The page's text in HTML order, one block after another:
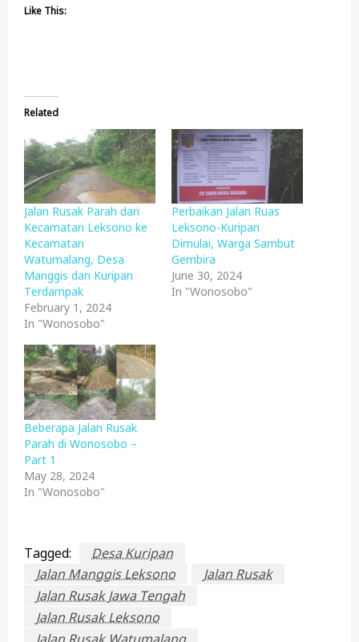
Like This:
Related
Jalan Rusak Parah dari
Kecamatan Leksono ke
Kecamatan
Watumalang, Desa
Manggis dan Kuripan
Terdampak
February 1, 2024
In "Wonosobo"
Perbaikan Jalan Ruas
Leksono-Kuripan
Dimulai, Warga Sambut
Gembira
June 30, 2024
In "Wonosobo"
Beberapa Jalan Rusak
Parah di Wonosobo –
Part 1
May 28, 2024
In "Wonosobo"
Tagged:
Desa Kuripan
Jalan Manggis Leksono
Jalan Rusak
Jalan Rusak Jawa Tengah
Jalan Rusak Leksono
Jalan Rusak Watumalang